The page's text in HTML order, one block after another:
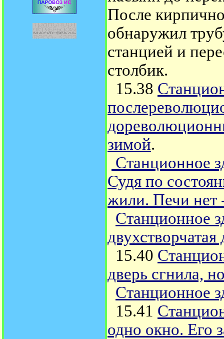
После
обнаружил
станцией и
столбик.
15.38
зимой.
Станционное
Судя по
жили. Печи нет
Станционное
двухстворчатая
15.40
дверь сгнила,
Станционное
15.41
одно окно. Его